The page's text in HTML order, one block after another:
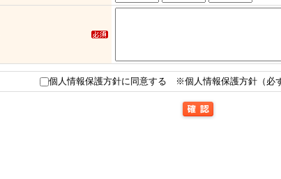
個人情報保護方針に同意する ※個人情報保護方針（必